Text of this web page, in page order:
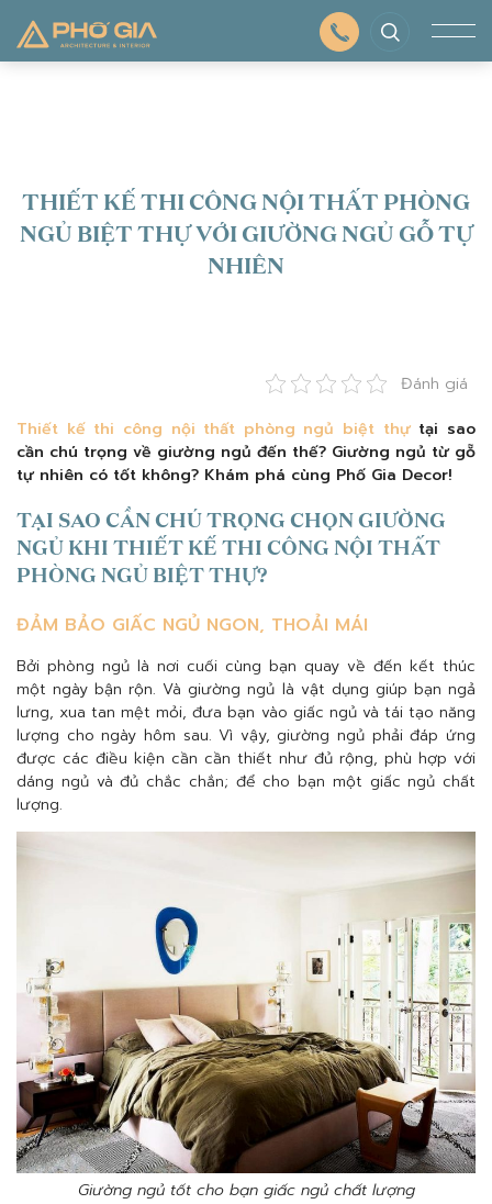
THIẾT KẾ THI CÔNG NỘI THẤT PHÒNG
NGỦ BIỆT THỰ VỚI GIƯỜNG NGỦ GỖ TỰ
NHIÊN
Đánh giá
Thiết kế thi công nội thất phòng ngủ biệt thựtại sao
cần chú trọng về giường ngủ đến thế? Giường ngủ từ gỗ
tự nhiên có tốt không? Khám phá cùng Phố Gia Decor!
TẠI SAO CẦN CHÚ TRỌNG CHỌN GIƯỜNG
NGỦ KHI THIẾT KẾ THI CÔNG NỘI THẤT
PHÒNG NGỦ BIỆT THỰ?
ĐẢM BẢO GIẤC NGỦ NGON, THOẢI MÁI
Bởi phòng ngủ là nơi cuối cùng bạn quay về đến kết thúc
một ngày bận rộn. Và giường ngủ là vật dụng giúp bạn ngả
lưng, xua tan mệt mỏi, đưa bạn vào giấc ngủ và tái tạo năng
lượng cho ngày hôm sau. Vì vậy, giường ngủ phải đáp ứng
được các điều kiện cần cần thiết như đủ rộng, phù hợp với
dáng ngủ và đủ chắc chắn; để cho bạn một giấc ngủ chất
lượng.
Giường ngủ tốt cho bạn giấc ngủ chất lượng